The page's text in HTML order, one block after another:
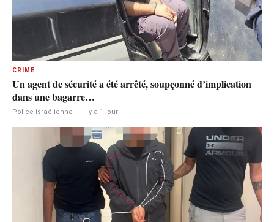
CRIME
Un agent de sécurité a été arrêté, soupçonné d’implication
dans une bagarre…
Police israélienne · Il y a 1 jour